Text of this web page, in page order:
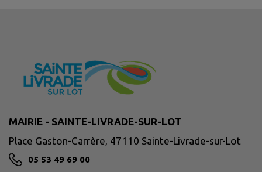
MAIRIE - SAINTE-LIVRADE-SUR-LOT
Place Gaston-Carrère, 47110 Sainte-Livrade-sur-Lot
05 53 49 69 00